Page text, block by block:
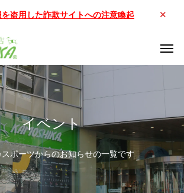
盗用した詐欺サイトへの注意喚起
イベント
スポーツからのお知らせの一覧です